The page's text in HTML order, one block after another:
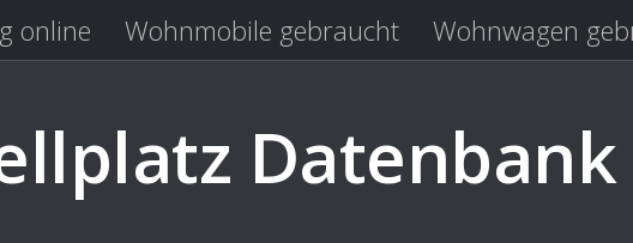
online Wohnmobile gebraucht
Wohnwagen
Datenbank